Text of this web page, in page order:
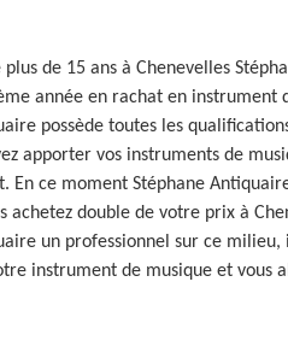
plus de 15 ans à Chenevelles
année en rachat en instrument
possède toutes les
apporter vos instruments de
En ce moment Stéphane
achetez double de votre prix à
un professionnel sur ce
instrument de musique et vous